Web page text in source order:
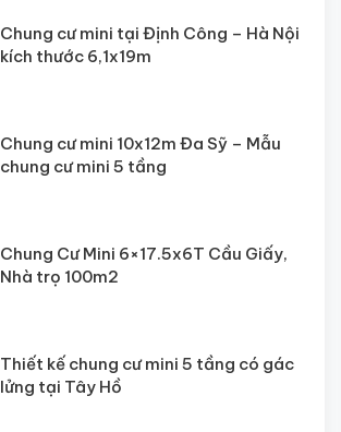
Chung cư mini tại Định Công – Hà Nội
kích thước 6,1x19m
Chung cư mini 10x12m Đa Sỹ – Mẫu
chung cư mini 5 tầng
Chung Cư Mini 6×17.5x6T Cầu Giấy,
Nhà trọ 100m2
Thiết kế chung cư mini 5 tầng có gác
lửng tại Tây Hồ